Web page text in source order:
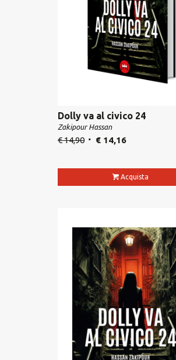
Dolly va al civico 24
Zakipour Hassan
€14,90 €14,16
Acquista